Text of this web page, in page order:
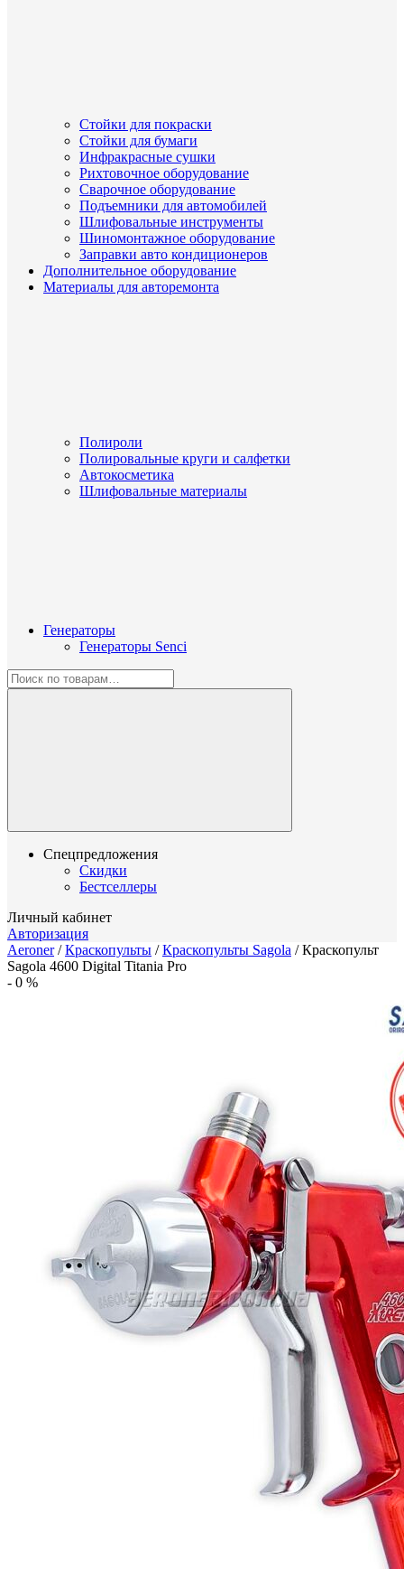
Стойки для покраски
Стойки для бумаги
Инфракрасные сушки
Рихтовочное оборудование
Сварочное оборудование
Подъемники для автомобилей
Шлифовальные инструменты
Шиномонтажное оборудование
Заправки авто кондиционеров
Дополнительное оборудование
Материалы для авторемонта
Полироли
Полировальные круги и салфетки
Автокосметика
Шлифовальные материалы
Генераторы
Генераторы Senci
Спецпредложения
Скидки
Бестселлеры
Личный кабинет
Авторизация
Aeroner/Краскопульты /Краскопульты Sagola /Краскопульт
Sagola 4600 Digital Titania Pro
- 0 %